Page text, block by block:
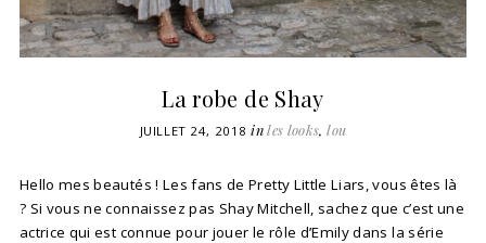
La robe de Shay
JUILLET 24, 2018 inles looks,lou
Hello mes beautés ! Les fans de Pretty Little Liars, vous êtes là
? Si vous ne connaissez pas Shay Mitchell, sachez que c’est une
actrice qui est connue pour jouer le rôle d’Emily dans la série